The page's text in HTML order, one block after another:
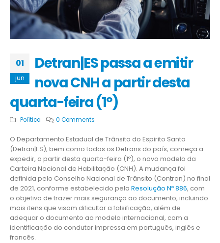
01
jun
Detran|ES passa a emitir
nova CNH a partir desta
quarta-feira (1º)
Política 0 Comments
O Departamento Estadual de Trânsito do Espirito Santo
(Detran|ES), bem como todos os Detrans do país, começa a
expedir, a partir desta quarta-feira (1º), o novo modelo da
Carteira Nacional de Habilitação (CNH). A mudança foi
definida pelo Conselho Nacional de Trânsito (Contran) no final
de 2021, conforme estabelecido pela Resolução Nº 886, com
o objetivo de trazer mais segurança ao documento, incluindo
mais itens que visam dificultar a falsificação, além de
adequar o documento ao modelo internacional, com a
identificação do condutor impressa em português, inglês e
francês.